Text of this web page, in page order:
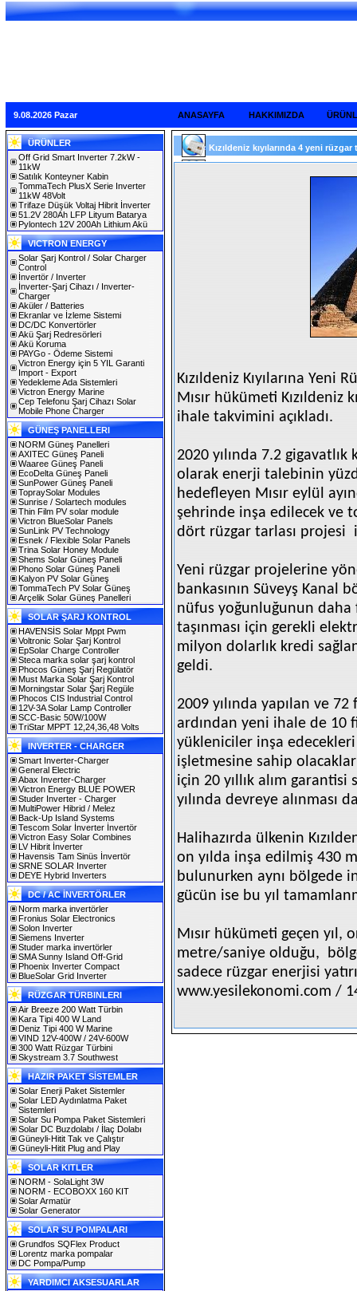
9.08.2026 Pazar ANASAYFA HAKKIMIZDA
ÜRÜNLER
Off Grid Smart Inverter 7.2kW -
11kW
Satılık Konteyner Kabin
TommaTech PlusX Serie Inverter
11kW 48Volt
Trifaze Düşük Voltaj Hibrit İnverter
51.2V 280Ah LFP Lityum Batarya
Pylontech 12V 200Ah Lithium Akü
VICTRON ENERGY
Solar Şarj Kontrol / Solar Charger
Control
İnvertör / Inverter
İnverter-Şarj Cihazı / Inverter-
Charger
Aküler / Batteries
Ekranlar ve İzleme Sistemi
DC/DC Konvertörler
Akü Şarj Redresörleri
Akü Koruma
PAYGo - Ödeme Sistemi
Victron Energy için 5 YIL Garanti
Import - Export
Yedekleme Ada Sistemleri
Victron Energy Marine
Cep Telefonu Şarj Cihazı Solar
Mobile Phone Charger
GÜNEŞ PANELLERI
NORM Güneş Panelleri
AXITEC Güneş Paneli
Waaree Güneş Paneli
EcoDelta Güneş Paneli
SunPower Güneş Paneli
TopraySolar Modules
Sunrise / Solartech modules
Thin Film PV solar module
Victron BlueSolar Panels
SunLink PV Technology
Esnek / Flexible Solar Panels
Trina Solar Honey Module
Shems Solar Güneş Paneli
Phono Solar Güneş Paneli
Kalyon PV Solar Güneş
TommaTech PV Solar Güneş
Arçelik Solar Güneş Panelleri
SOLAR ŞARJ KONTROL
HAVENSİS Solar Mppt Pwm
Voltronic Solar Şarj Kontrol
EpSolar Charge Controller
Steca marka solar şarj kontrol
Phocos Güneş Şarj Regülatör
Must Marka Solar Şarj Kontrol
Morningstar Solar Şarj Regüle
Phocos CIS Industrial Control
12V-3A Solar Lamp Controller
SCC-Basic 50W/100W
TriStar MPPT 12,24,36,48 Volts
INVERTER - CHARGER
Smart Inverter-Charger
General Electric
Abax Inverter-Charger
Victron Energy BLUE POWER
Studer Inverter - Charger
MultiPower Hibrid / Melez
Back-Up Island Systems
Tescom Solar İnverter İnvertör
Victron Easy Solar Combines
LV Hibrit İnverter
Havensis Tam Sinüs İnvertör
SRNE SOLAR Inverter
DEYE Hybrid Inverters
DC / AC İNVERTÖRLER
Norm marka invertörler
Fronius Solar Electronics
Solon Inverter
Siemens Inverter
Studer marka invertörler
SMA Sunny Island Off-Grid
Phoenix Inverter Compact
BlueSolar Grid Inverter
RÜZGAR TÜRBINLERI
Air Breeze 200 Watt Türbin
Kara Tipi 400 W Land
Deniz Tipi 400 W Marine
VIND 12V-400W / 24V-600W
300 Watt Rüzgar Türbini
Skystream 3.7 Southwest
HAZIR PAKET SİSTEMLER
Solar Enerji Paket Sistemler
Solar LED Aydınlatma Paket
Sistemleri
Solar Su Pompa Paket Sistemleri
Solar DC Buzdolabı / İlaç Dolabı
Güneyli-Hitit Tak ve Çalıştır
Güneyli-Hitit Plug and Play
SOLAR KITLER
NORM - SolaLight 3W
NORM - ECOBOXX 160 KIT
Solar Armatür
Solar Generator
SOLAR SU POMPALARI
Grundfos SQFlex Product
Lorentz marka pompalar
DC Pompa/Pump
YARDIMCI AKSESUARLAR
Kızıldeniz kıyılarında 4 yeni
Kızıldeniz Kıyılarına Yeni
Mısır hükümeti Kızıldeniz
ihale takvimini açıkladı.
2020 yılında 7.2
olarak enerji talebinin
hedefleyen Mısır eylül
şehrinde inşa edilecek ve
dört rüzgar tarlası projesi
Yeni rüzgar projelerine
bankasının Süveyş Kanal
nüfus yoğunluğunun
taşınması için gerekli
milyon dolarlık kredi
geldi.
2009 yılında yapılan ve
ardından yeni ihale de 10
yükleniciler inşa
işletmesine sahip
için 20 yıllık alım
yılında devreye alınması
Halihazırda ülkenin
on yılda inşa edilmiş 430
bulunurken aynı bölgede
gücün ise bu yıl
Mısır hükümeti geçen yıl,
metre/saniye olduğu,
sadece rüzgar enerjisi
www.yesilekonomi.com /